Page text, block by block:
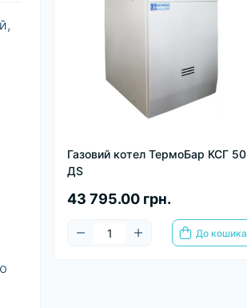
Газовий котел ТермоБар КСГ 50
ДS
43 795.00 грн.
До кошика